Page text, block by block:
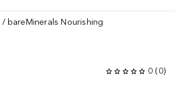
bareMinerals Nourishing
0 (0)